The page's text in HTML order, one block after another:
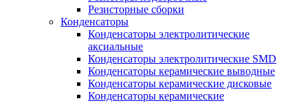
Резисторные сборки
Конденсаторы
Конденсаторы электролитические
аксиальные
Конденсаторы электролитические SMD
Конденсаторы керамические выводные
Конденсаторы керамические дисковые
Конденсаторы керамические